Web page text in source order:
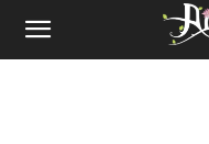
Revista